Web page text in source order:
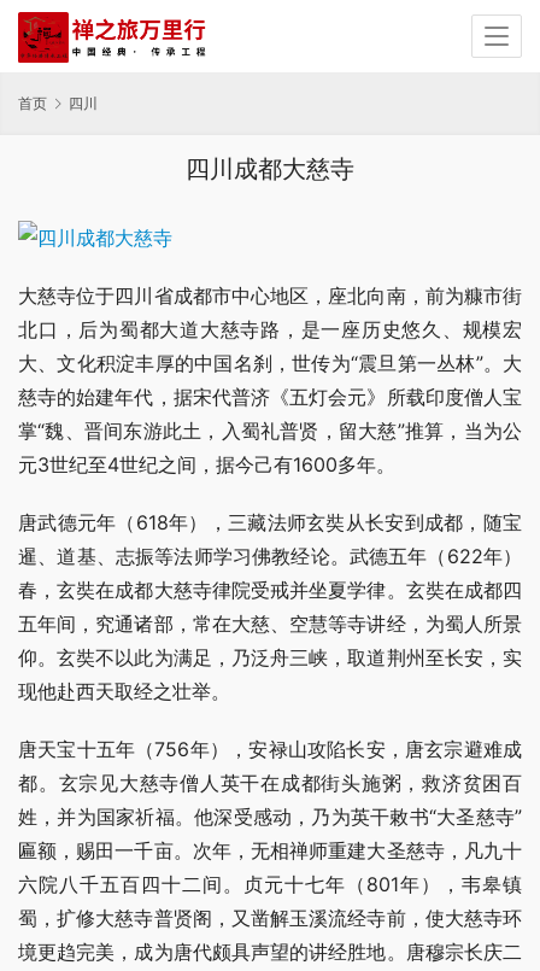
首页 四川
四川成都大慈寺
大慈寺位于四川省成都市中心地区，座北向南，前为糠市街
北口，后为蜀都大道大慈寺路，是一座历史悠久、规模宏
大、文化积淀丰厚的中国名刹，世传为“震旦第一丛林”。大
慈寺的始建年代，据宋代普济《五灯会元》所载印度僧人宝
掌“魏、晋间东游此土，入蜀礼普贤，留大慈”推算，当为公
元3世纪至4世纪之间，据今己有1600多年。
唐武德元年（618年），三藏法师玄奘从长安到成都，随宝
暹、道基、志振等法师学习佛教经论。武德五年（622年）
春，玄奘在成都大慈寺律院受戒并坐夏学律。玄奘在成都四
五年间，究通诸部，常在大慈、空慧等寺讲经，为蜀人所景
仰。玄奘不以此为满足，乃泛舟三峡，取道荆州至长安，实
现他赴西天取经之壮举。
唐天宝十五年（756年），安禄山攻陷长安，唐玄宗避难成
都。玄宗见大慈寺僧人英干在成都街头施粥，救济贫困百
姓，并为国家祈福。他深受感动，乃为英干敕书“大圣慈寺”
匾额，赐田一千亩。次年，无相禅师重建大圣慈寺，凡九十
六院八千五百四十二间。贞元十七年（801年），韦皋镇
蜀，扩修大慈寺普贤阁，又凿解玉溪流经寺前，使大慈寺环
境更趋完美，成为唐代颇具声望的讲经胜地。唐穆宗长庆二